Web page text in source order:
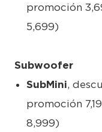
promoción
5,699)
Subwoofer
SubMini,
promoción
8,999)